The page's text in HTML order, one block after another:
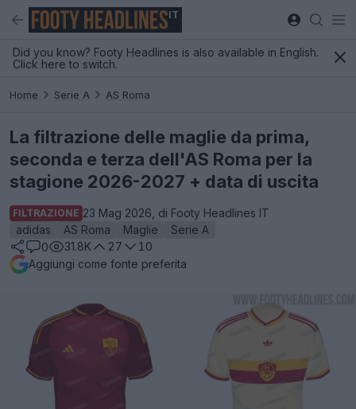
IT
Did you know? Footy Headlines is also available in English.
Click here to switch.
Home Serie A AS Roma
La filtrazione delle maglie da prima,
seconda e terza dell'AS Roma per la
stagione 2026-2027 + data di uscita
FILTRAZIONE 23 Mag 2026, di Footy Headlines IT
adidas
AS Roma Maglie
Serie A
0
31.8K 27
10
Aggiungi come fonte preferita